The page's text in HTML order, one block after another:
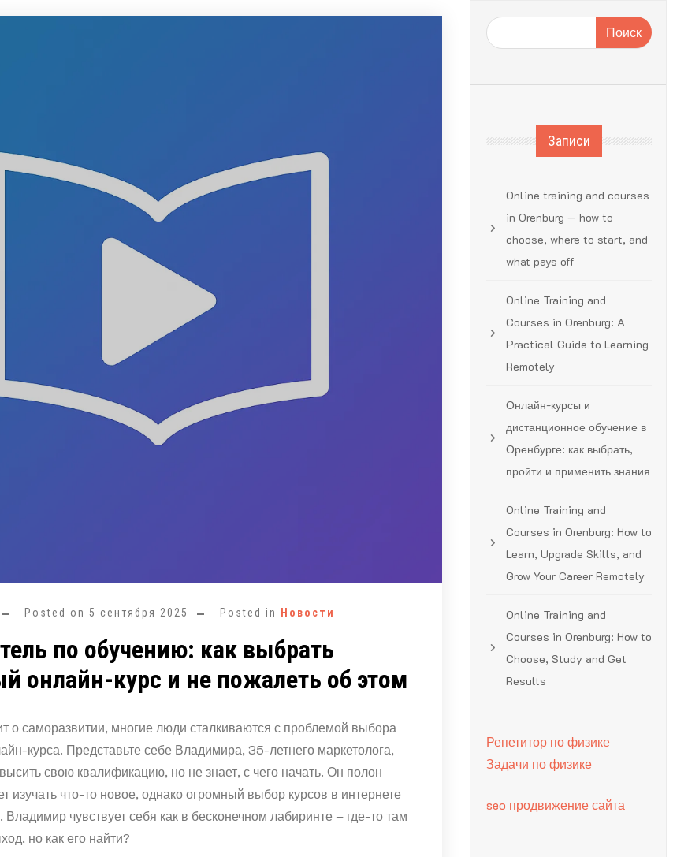
Posted on 5 сентября 2025 Posted in Новости
по обучению: как выбрать
онлайн-курс и не пожалеть об этом
о саморазвитии, многие люди сталкиваются с проблемой выбора
курса. Представьте себе Владимира, 35-летнего маркетолога,
свою квалификацию, но не знает, с чего начать. Он полон
изучать что-то новое, однако огромный выбор курсов в интернете
Владимир чувствует себя как в бесконечном лабиринте – где-то там
но как его найти?
Поиск
Записи
Online training and courses
in Orenburg — how to
choose, where to start, and
what pays off
Online Training and
Courses in Orenburg: A
Practical Guide to Learning
Remotely
Онлайн-курсы и
дистанционное обучение в
Оренбурге: как выбрать,
пройти и применить знания
Online Training and
Courses in Orenburg: How to
Learn, Upgrade Skills, and
Grow Your Career Remotely
Online Training and
Courses in Orenburg: How to
Choose, Study and Get
Results
Репетитор по физике
Задачи по физике
seo продвижение сайта